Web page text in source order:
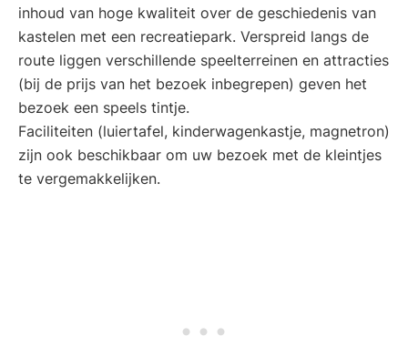
inhoud van hoge kwaliteit over de geschiedenis van
kastelen met een recreatiepark. Verspreid langs de
route liggen verschillende speelterreinen en attracties
(bij de prijs van het bezoek inbegrepen) geven het
bezoek een speels tintje.
Faciliteiten (luiertafel, kinderwagenkastje, magnetron)
zijn ook beschikbaar om uw bezoek met de kleintjes
te vergemakkelijken.